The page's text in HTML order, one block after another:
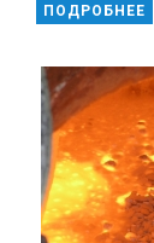
ПОДРОБНЕЕ